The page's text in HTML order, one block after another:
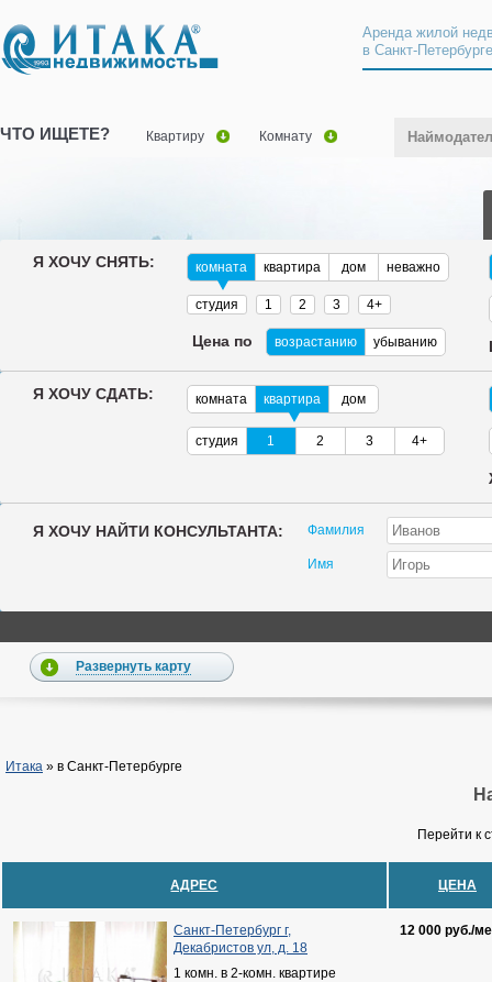
Аренда жилой
в Санкт-
ЧТО ИЩЕТЕ? Квартиру Комнату
Я ХОЧУ СНЯТЬ: комната квартира дом неважно
студия 1 2 3 4+
Цена по возрастанию убыванию
Я ХОЧУ СДАТЬ: комната квартира дом
студия 1 2 3 4+
Я ХОЧУ НАЙТИ КОНСУЛЬТАНТА: Фамилия
Имя
Развернуть карту
Итака » в Санкт-Петербурге
Перейти к
АДРЕС ЦЕНА
Санкт-Петербург г,
Декабристов ул, д. 18
1 комн. в 2-комн. квартире
12 000 руб./